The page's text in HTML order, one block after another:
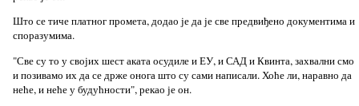
Што се тиче платног промета, додао је да је све предвиђено документима и
споразумима.
"Све су то у својих шест аката осудиле и ЕУ, и САД и Квинта, захвални смо
и позивамо их да се држе онога што су сами написали. Хоће ли, наравно да
неће, и неће у будућности", рекао је он.